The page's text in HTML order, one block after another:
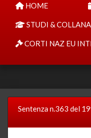
HOME
STUDI & COLLANA
CORTI NAZ EU
Sentenza n.363 del